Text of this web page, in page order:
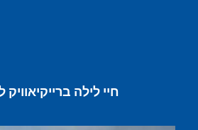
חיי לילה ברייקיאוויק